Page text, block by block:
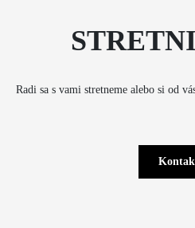
Radi sa s vami stretneme alebo si od